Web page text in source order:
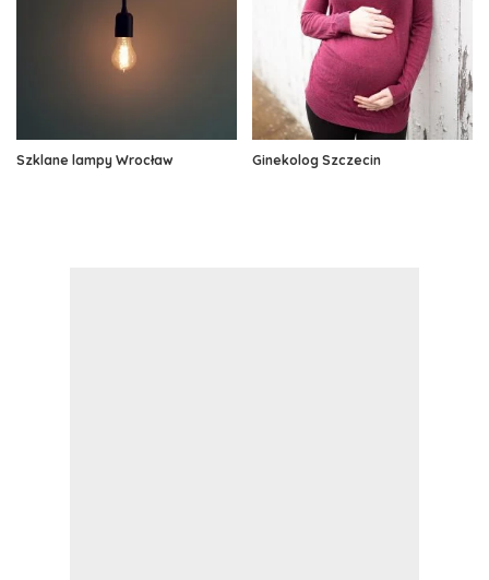
Szklane lampy Wrocław Ginekolog Szczecin